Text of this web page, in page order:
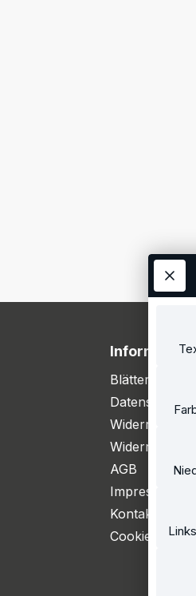
Information
Blätterkatalog
AGB
Impressum
Kontakt
Cookie